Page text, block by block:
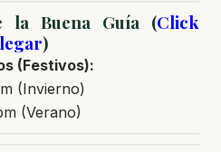
la Buena Guía (Click
)
(Festivos):
(Invierno)
(Verano)